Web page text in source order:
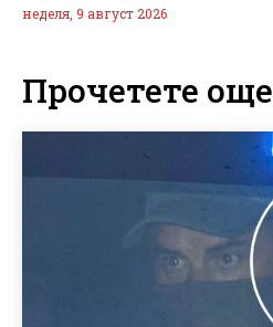
неделя, 9 август 2026
Прочетете още